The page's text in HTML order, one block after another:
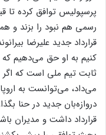
پرسپولیس توافق کرده
رسمی هم نبود را بزند و
قرارداد جدید علیرضا
کنیم به او حق می‌دهیم که
ثابت تیم ملی است که
می‌داد، می‌توانست به
دروازه‌بان جدید در حنا
قرارداد داشت و مدیران